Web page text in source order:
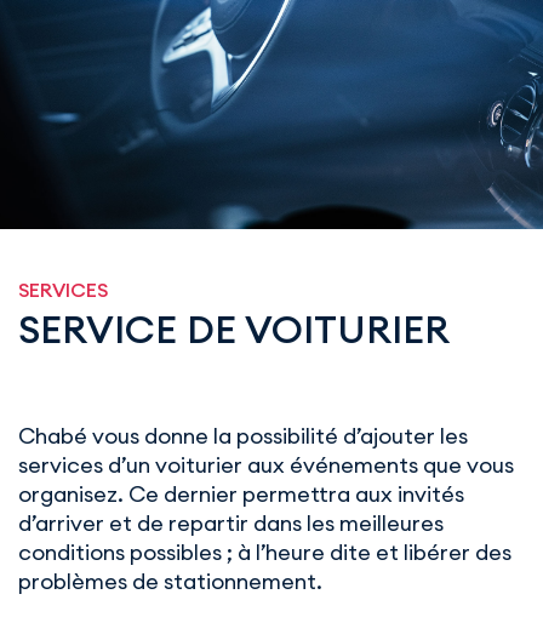
SERVICES
SERVICE DE VOITURIER
Chabé vous donne la possibilité d’ajouter les
services d’un voiturier aux événements que vous
organisez. Ce dernier permettra aux invités
d’arriver et de repartir dans les meilleures
conditions possibles ; à l’heure dite et libérer des
problèmes de stationnement.